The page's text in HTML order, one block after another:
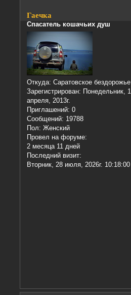
Гаечка
Спасатель кошачьих душ
Откуда: Саратовское бездорожье
Зарегистрирован: Понедельник, 1
апреля, 2013г.
Приглашений: 0
Сообщений: 19788
Пол: Женский
Провел на форуме:
2 месяца 11 дней
Последний визит:
Вторник, 28 июля, 2026г. 10:18:00